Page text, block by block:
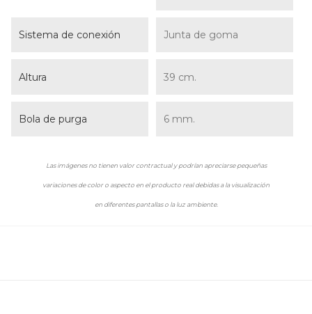
Sistema de conexión Junta de goma
Altura 39 cm.
Bola de purga 6 mm.
Las imágenes no tienen valor contractual y podrían apreciarse pequeñas
variaciones de color o aspecto en el producto real debidas a la visualización
en diferentes pantallas o la luz ambiente.